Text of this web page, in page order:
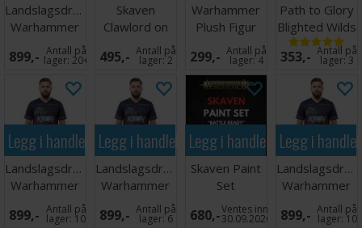
Landslagsdrakt
Warhammer
2026 Norge
XL
899,- Antall på
lager: 20+
Skaven
Clawlord on
Gnaw-beast
495,- Antall på
lager:2
Warhammer
Plush Figur
Skaven
Deathmaster
299,- Antall på
lager:4
Path to Glory
Blighted Wilds
353,- Antall på
lager:3
Legg i handlekurven
Landslagsdrakt
Warhammer
2026 Norge L
899,- Antall på
lager: 10
Legg i handlekurven
Landslagsdrakt
Warhammer
2026 Norge
M
899,- Antall på
lager:6
Legg i handlekurven
Skaven Paint
Set
680,-Ventes inn
30.09.2026
Legg i
Landslagsdrakt
Warhammer
2026 Norge
XXL
899,- Antall på
lager: 10